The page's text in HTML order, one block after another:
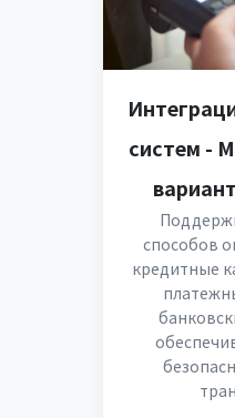
систем -
способов
кредитные